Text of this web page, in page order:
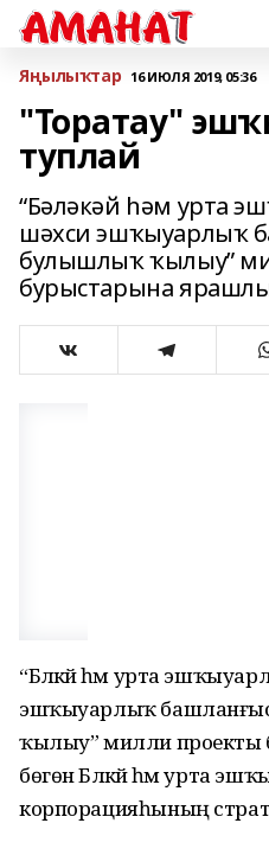
Яңылыҡтар 16 ИЮЛЯ 2019, 05:36
"Торатау"
туплай
“Бәләкәй һәм урта
шәхси эшҡыуарлыҡ
булышлыҡ ҡылыу”
бурыстарына
“Бәләкәй һәм урта
эшҡыуарлыҡ
ҡылыу” милли
бөгөн Бәләкәй һәм урта
корпорацияһының